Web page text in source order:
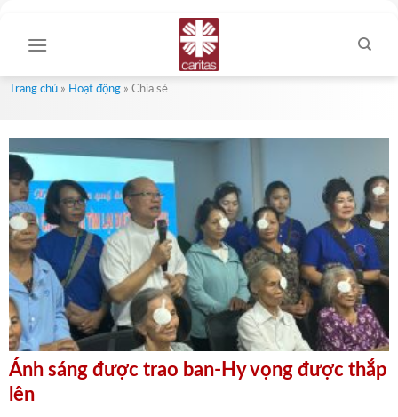
content
Trang chủ » Hoạt động » Chia sẻ
Ánh sáng được trao ban-Hy vọng được thắp
lên